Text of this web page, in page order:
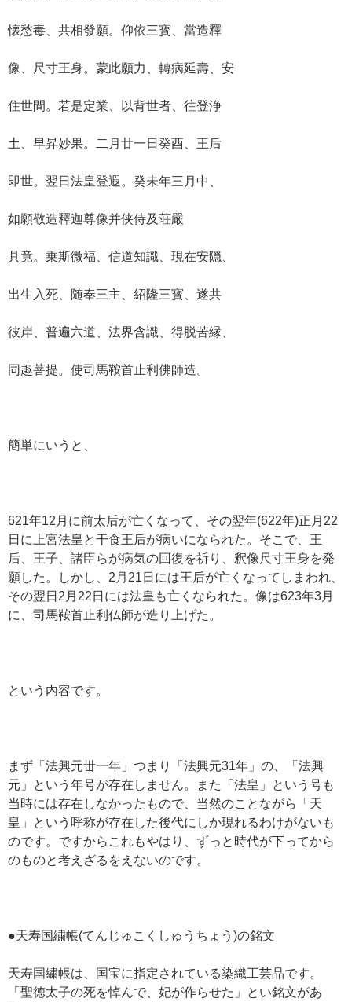
懐愁毒、共相發願。仰依三寳、當造釋
像、尺寸王身。蒙此願力、轉病延壽、安
住世間。若是定業、以背世者、往登浄
土、早昇妙果。二月廿一日癸酉、王后
即世。翌日法皇登遐。癸未年三月中、
如願敬造釋迦尊像并侠侍及荘嚴
具竟。乗斯微福、信道知識、現在安隠、
出生入死、随奉三主、紹隆三寳、遂共
彼岸、普遍六道、法界含識、得脱苦縁、
同趣菩提。使司馬鞍首止利佛師造。
簡単にいうと、
621年12月に前太后が亡くなって、その翌年(622年)正月22
日に上宮法皇と干食王后が病いになられた。そこで、王
后、王子、諸臣らが病気の回復を祈り、釈像尺寸王身を発
願した。しかし、2月21日には王后が亡くなってしまわれ、
その翌日2月22日には法皇も亡くなられた。像は623年3月
に、司馬鞍首止利仏師が造り上げた。
という内容です。
まず「法興元丗一年」つまり「法興元31年」の、「法興
元」という年号が存在しません。また「法皇」という号も
当時には存在しなかったもので、当然のことながら「天
皇」という呼称が存在した後代にしか現れるわけがないも
のです。ですからこれもやはり、ずっと時代が下ってから
のものと考えざるをえないのです。
●天寿国繍帳(てんじゅこくしゅうちょう)の銘文
天寿国繍帳は、国宝に指定されている染織工芸品です。
「聖徳太子の死を悼んで、妃が作らせた」とい銘文があ